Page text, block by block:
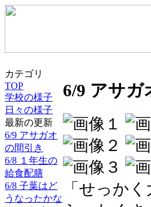
カテゴリ
TOP
学校の様子
日々の様子
最新の更新
6/9 アサガオ
の間引き
6/8 １年生の
給食配膳
6/8 子葉はど
うなったかな
6/9 アサガ
「せっか